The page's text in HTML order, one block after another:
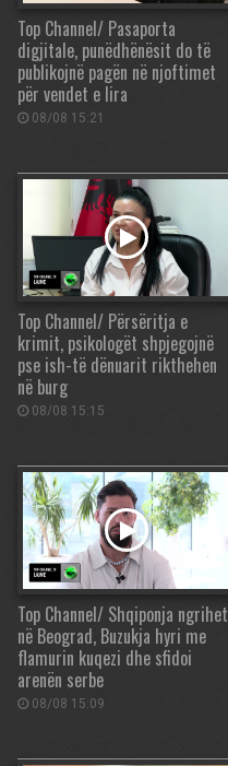
Top Channel/ Pasaporta
digjitale, punëdhënësit do të
publikojnë pagën në njoftimet
për vendet e lira
08/08 15:21
Top Channel/ Përsëritja e
krimit, psikologët shpjegojnë
pse ish-të dënuarit rikthehen
në burg
08/08 15:15
Top Channel/ Shqiponja ngrihet
në Beograd, Buzukja hyri me
flamurin kuqezi dhe sfidoi
arenën serbe
08/08 15:09